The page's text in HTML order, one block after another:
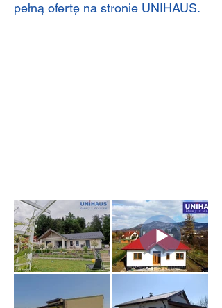
pełną ofertę na stronie UNIHAUS.